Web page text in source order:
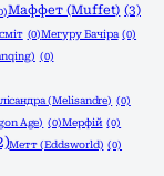
Маффет (Muffet) (3)
(0)Мегуру Бачіра (0)
(0)
(Melisandre) (0)
Age) (0)Мерфій (0)
Метт (Eddsworld) (0)